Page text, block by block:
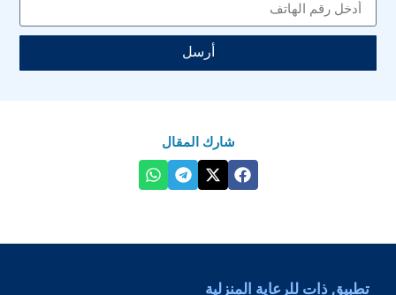
أرسل
شارك المقال
تطبيق ذات للرعاية المنزلية